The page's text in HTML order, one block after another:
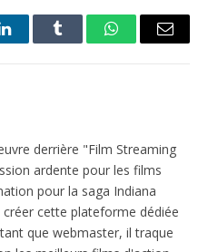
LinkedInTumblr WhatsAppEmail
derrière "Film Streaming
ardente pour les films
pour la saga Indiana
créer cette plateforme dédiée
que webmaster, il traque